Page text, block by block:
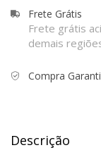
Frete Grátis
Frete grátis
demais
Compra
Descrição